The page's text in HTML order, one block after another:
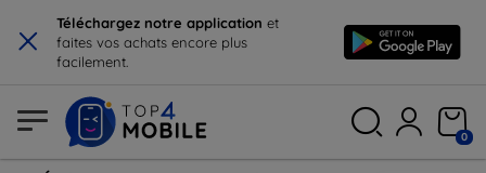
× Téléchargez notre application et
faites vos achats encore plus
facilement.
0